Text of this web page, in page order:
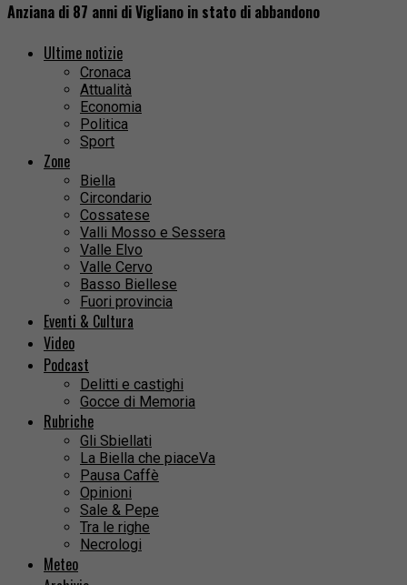
Anziana di 87 anni di Vigliano in stato di abbandono
Ultime notizie
Cronaca
Attualità
Economia
Politica
Sport
Zone
Biella
Circondario
Cossatese
Valli Mosso e Sessera
Valle Elvo
Valle Cervo
Basso Biellese
Fuori provincia
Eventi & Cultura
Video
Podcast
Delitti e castighi
Gocce di Memoria
Rubriche
Gli Sbiellati
La Biella che piaceVa
Pausa Caffè
Opinioni
Sale & Pepe
Tra le righe
Necrologi
Meteo